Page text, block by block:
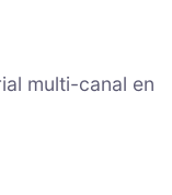
multi-canal en